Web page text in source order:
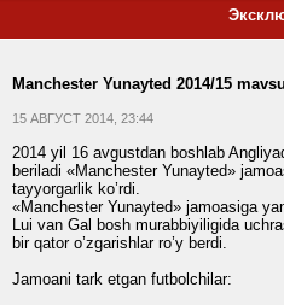
Manchester Yunayted 2014/15
15 АВГУСТ 2014, 23:44
2014 yil 16 avgustdan boshlab
beriladi «Manchester Yunayted»
tayyorgarlik ko’rdi.
«Manchester Yunayted» jamoasiga
Lui van Gal bosh murabbiyiligida
bir qator o’zgarishlar ro’y berdi.
Jamoani tark etgan futbolchilar: